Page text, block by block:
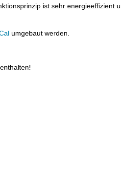
ist sehr energieeffizient
umgebaut werden.